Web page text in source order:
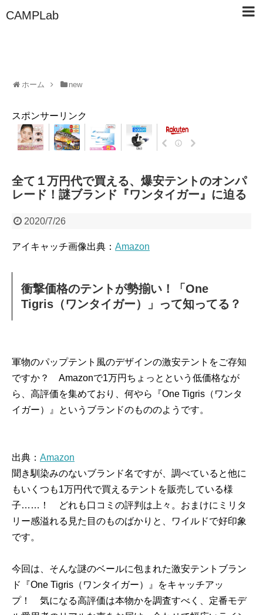
CAMPLab
ホーム new
スポンサーリンク
全て１万円代で買える、爆安テントのオンパ
レード！謎ブランド『ワンタイガー』に迫る
2020/7/26
アイキャッチ画像出典： Amazon
衝撃価格のテントが勢揃い！「One
Tigris（ワンタイガー）」って知ってる？
軍物のパップテント風のデザインの激安テントをご存知
ですか？ Amazonで1万円ちょっとという低価格なが
ら、高評価を集めており、何やら『One Tigris（ワンタ
イガー）』というブランドのもののようです。
出典： Amazon
聞き馴染みのないブランド名ですが、調べていると他に
もいくつも1万円代で買えるテントを販売している様
子……！ どれも口コミの評判は上々。おまけにミリタ
リー感溢れる見た目のものばかりと、ワイルドで好印象
です。
今回は、そんな謎のベールに包まれた激安テントブラン
ド『One Tigris（ワンタイガー）』をキャッチアッ
プ！ 気になる高評価は本物かを調査すべく、定番モデ